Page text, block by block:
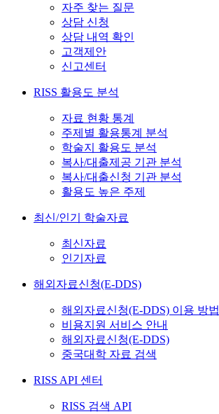
자주 찾는 질문
상담 신청
상담 내역 확인
고객제안
신고센터
RISS 활용도 분석
자료 현황 통계
주제별 활용통계 분석
학술지 활용도 분석
복사/대출제공 기관 분석
복사/대출신청 기관 분석
활용도 높은 주제
최신/인기 학술자료
최신자료
인기자료
해외자료신청(E-DDS)
해외자료신청(E-DDS) 이용 방법
비용지원 서비스 안내
해외자료신청(E-DDS)
중국대학 자료 검색
RISS API 센터
RISS 검색 API